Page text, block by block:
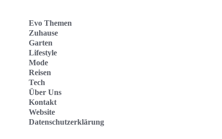
Evo Themen
Zuhause
Garten
Lifestyle
Mode
Reisen
Tech
Über Uns
Kontakt
Website
Datenschutzerklärung